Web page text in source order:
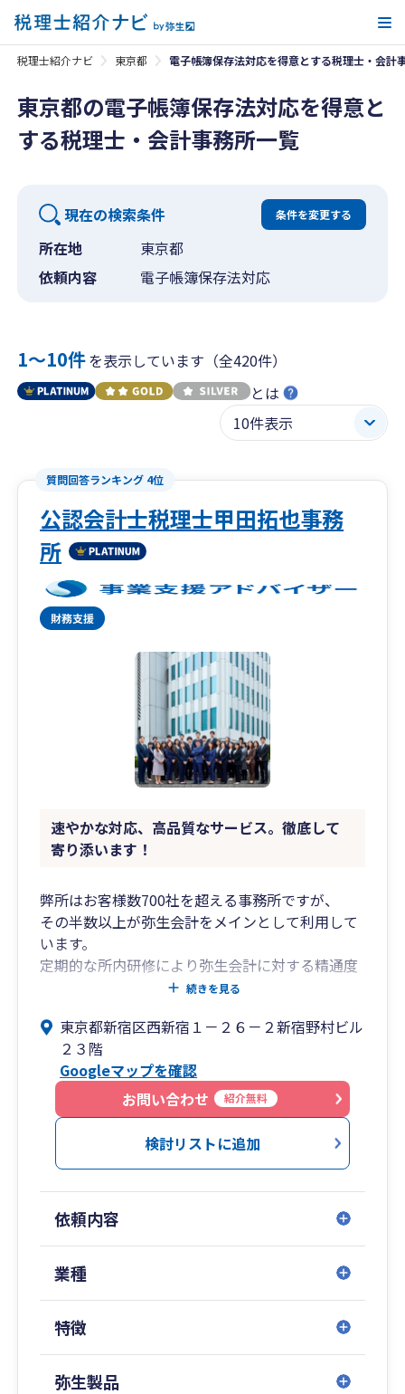
税理士紹介ナビ 東京都 電子帳簿保存法対応を得意とする税理士・会計
東京都の電子帳簿保存法対応を得意と
する税理士・会計事務所一覧
現在の検索条件 条件を変更する
所在地
東京都
依頼内容
電子帳簿保存法対応
1〜10件を表示しています（全420件）
とは
質問回答ランキング 4位
公認会計士税理士甲田拓也事務
所
速やかな対応、高品質なサービス。徹底して
寄り添います！
弊所はお客様数700社を超える事務所ですが、
その半数以上が弥生会計をメインとして利用して
います。
定期的な所内研修により弥生会計に対する精通度
す。
所長の年齢は47歳、業界経験約25年。
企業の会計・税務対応のみならず、
財務コンサル、融資・補助金申請支援なども対応
新宿野村ビルに拠点を構える事務所です。
これまで様々な形で関与した顧客数は1,000社を
超えます。
ですが、
代表が税理士・公認会計士であることから
スタートアップ期、IPO期、上場後までと
続きを見る
東京都新宿区西新宿１－２６－２新宿野村ビル
２３階
Googleマップを確認
お問い合わせ
紹介無料
検討リストに追加
依頼内容
業種
特徴
弥生製品